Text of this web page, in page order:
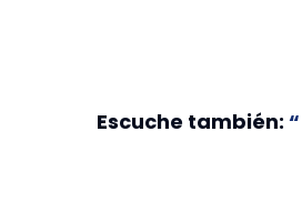
Escuche también: “